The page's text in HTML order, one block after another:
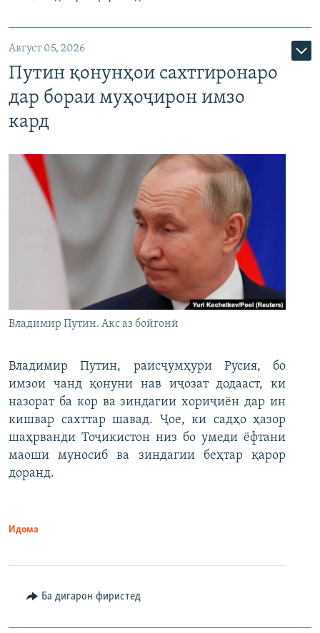
Август 05, 2026
Путин қонунҳои сахтгиронаро
дар бораи муҳоҷирон имзо
кард
Владимир Путин. Акс аз бойгонӣ
Владимир Путин, раисҷумҳури Русия, бо
имзои чанд қонуни нав иҷозат додааст, ки
назорат ба кор ва зиндагии хориҷиён дар ин
кишвар сахттар шавад. Ҷое, ки садҳо ҳазор
шаҳрванди Тоҷикистон низ бо умеди ёфтани
маоши муносиб ва зиндагии беҳтар қарор
доранд.
Идома
Ба дигарон фиристед